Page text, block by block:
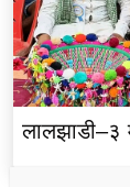
लालझाडी–३